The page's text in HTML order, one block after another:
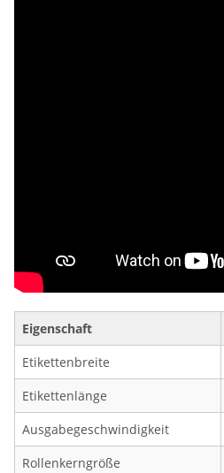
Eigenschaft
Etikettenbreite
Etikettenlänge
Ausgabegeschwindigkeit
Rollenkerngröße